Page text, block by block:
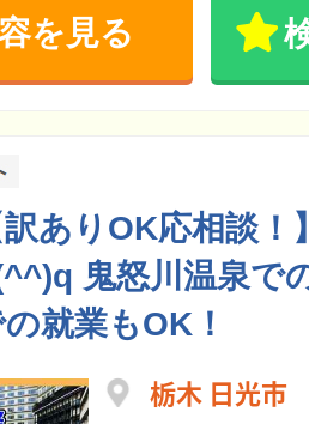
を見る
ありOK応相談！
鬼怒川温泉で
就業もOK！
栃木 日光市